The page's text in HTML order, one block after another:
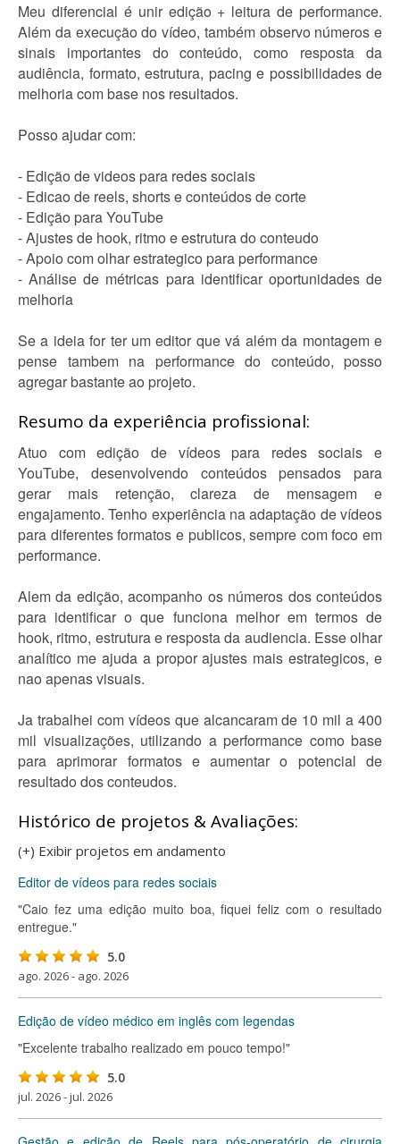
Meu diferencial é unir edição + leitura de performance.
Além da execução do vídeo, também observo números e
sinais importantes do conteúdo, como resposta da
audiência, formato, estrutura, pacing e possibilidades de
melhoria com base nos resultados.
Posso ajudar com:
- Edição de videos para redes sociais
- Edicao de reels, shorts e conteúdos de corte
- Edição para YouTube
- Ajustes de hook, ritmo e estrutura do conteudo
- Apoio com olhar estrategico para performance
- Análise de métricas para identificar oportunidades de
melhoria
Se a ideia for ter um editor que vá além da montagem e
pense tambem na performance do conteúdo, posso
agregar bastante ao projeto.
Resumo da experiência profissional:
Atuo com edição de vídeos para redes sociais e
YouTube, desenvolvendo conteúdos pensados para
gerar mais retenção, clareza de mensagem e
engajamento. Tenho experiência na adaptação de vídeos
para diferentes formatos e publicos, sempre com foco em
performance.
Alem da edição, acompanho os números dos conteúdos
para identificar o que funciona melhor em termos de
hook, ritmo, estrutura e resposta da audiencia. Esse olhar
analítico me ajuda a propor ajustes mais estrategicos, e
nao apenas visuais.
Ja trabalhei com vídeos que alcancaram de 10 mil a 400
mil visualizações, utilizando a performance como base
para aprimorar formatos e aumentar o potencial de
resultado dos conteudos.
Histórico de projetos & Avaliações:
(+) Exibir projetos em andamento
Editor de vídeos para redes sociais
"Caio fez uma edição muito boa, fiquei feliz com o resultado
entregue."
5.0
ago. 2026 - ago. 2026
Edição de vídeo médico em inglês com legendas
"Excelente trabalho realizado em pouco tempo!"
5.0
jul. 2026 - jul. 2026